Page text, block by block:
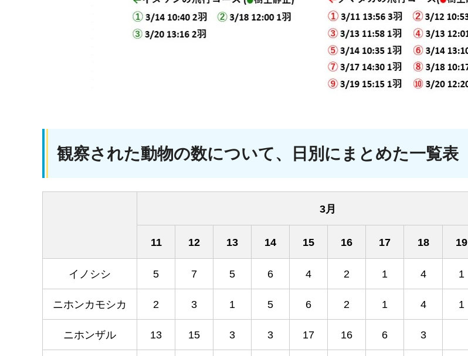
観察された動物の数について、日別にまとめた一覧表
3月
11 12 13 14 15 16 17 18 19
イノシシ 5 7 5 6 4 2 1 4 1
ニホンカモシカ 2 3 1 5 6 2 1 4 1
ニホンザル 13 15 3 3 17 16 6 3